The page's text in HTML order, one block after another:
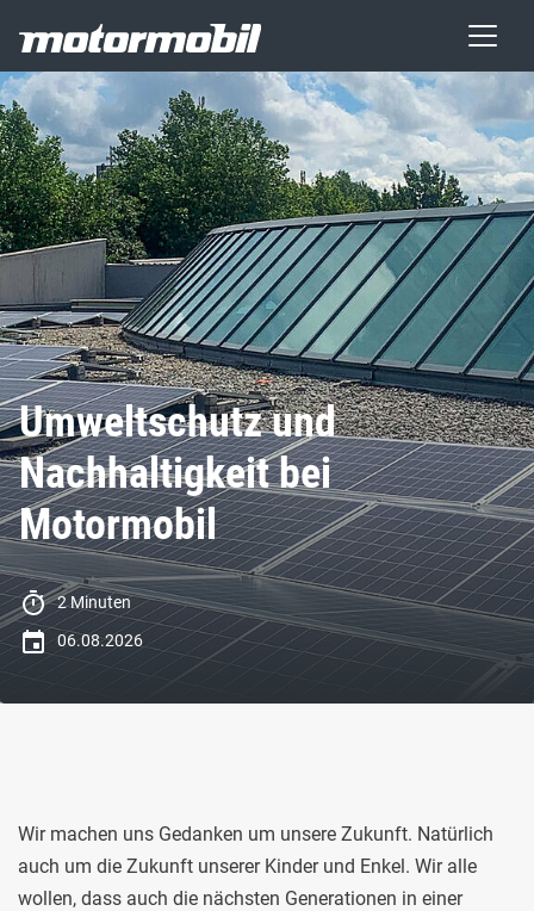
Umweltschutz und
Nachhaltigkeit bei
Motormobil
2 Minuten
06.08.2026
Wir machen uns Gedanken um unsere Zukunft. Natürlich
auch um die Zukunft unserer Kinder und Enkel. Wir alle
wollen, dass auch die nächsten Generationen in einer